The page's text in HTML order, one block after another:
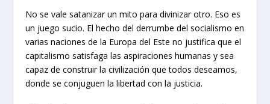
No se vale satanizar un mito para divinizar otro. Eso es
un juego sucio. El hecho del derrumbe del socialismo en
varias naciones de la Europa del Este no justifica que el
capitalismo satisfaga las aspiraciones humanas y sea
capaz de construir la civilización que todos deseamos,
donde se conjuguen la libertad con la justicia.